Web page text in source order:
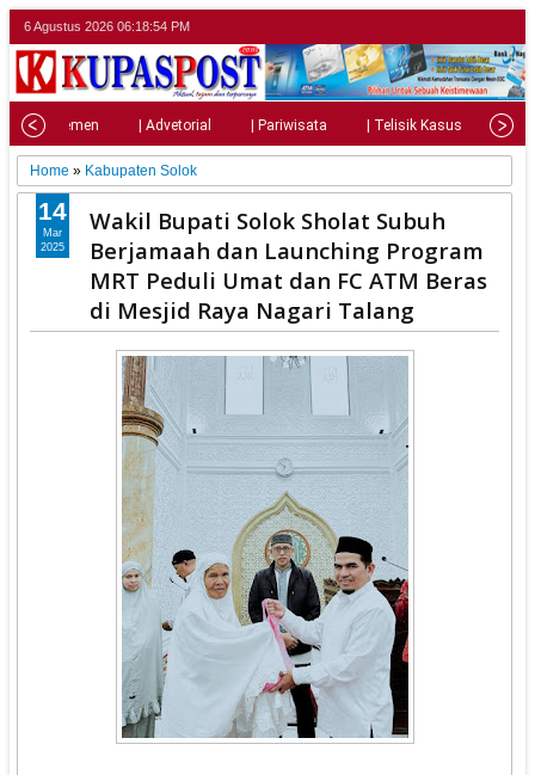
6 Agustus 2026 06:18:56 PM
| Parlemen | Advetorial | Pariwisata | Telisik Kasus |
Home » Kabupaten Solok
Wakil Bupati Solok Sholat Subuh
Berjamaah dan Launching Program
MRT Peduli Umat dan FC ATM Beras
di Mesjid Raya Nagari Talang
14
Mar
2025